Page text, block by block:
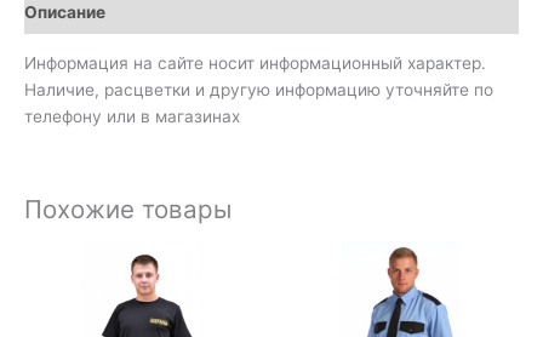
Описание
Информация на сайте носит информационный характер.
Наличие, расцветки и другую информацию уточняйте по
телефону или в магазинах
Похожие товары